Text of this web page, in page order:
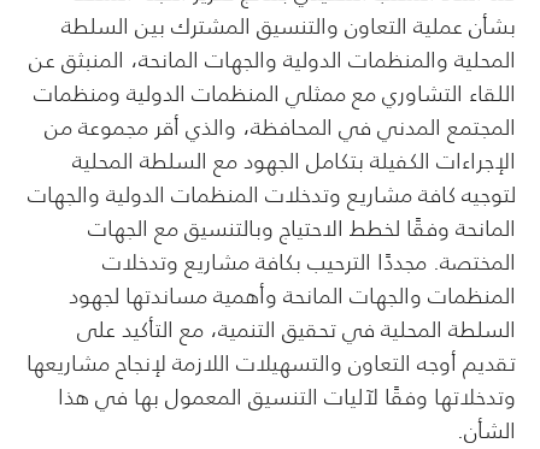
بشأن عملية التعاون والتنسيق المشترك بين السلطة
المحلية والمنظمات الدولية والجهات المانحة، المنبثق عن
اللقاء التشاوري مع ممثلي المنظمات الدولية ومنظمات
المجتمع المدني في المحافظة، والذي أقر مجموعة من
الإجراءات الكفيلة بتكامل الجهود مع السلطة المحلية
لتوجيه كافة مشاريع وتدخلات المنظمات الدولية والجهات
المانحة وفقًا لخطط الاحتياج وبالتنسيق مع الجهات
المختصة. مجددًا الترحيب بكافة مشاريع وتدخلات
المنظمات والجهات المانحة وأهمية مساندتها لجهود
السلطة المحلية في تحقيق التنمية، مع التأكيد على
تقديم أوجه التعاون والتسهيلات اللازمة لإنجاح مشاريعها
وتدخلاتها وفقًا لآليات التنسيق المعمول بها في هذا
الشأن.